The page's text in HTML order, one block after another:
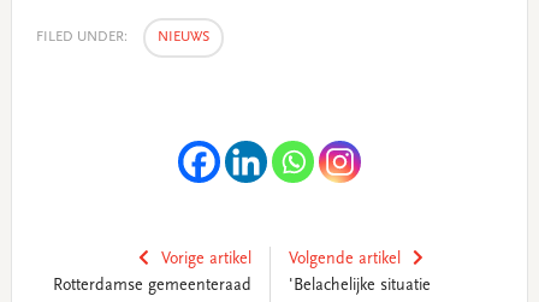
FILED UNDER: NIEUWS
Vorige artikel
Rotterdamse gemeenteraad
Volgende artikel
'Belachelijke situatie